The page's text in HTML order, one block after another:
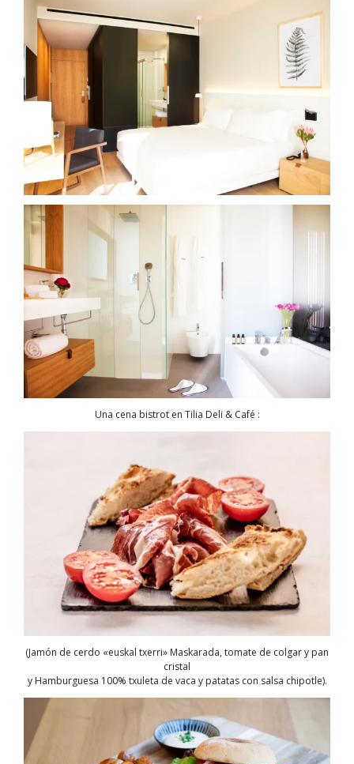
Una cena bistrot en Tilia Deli & Café :
(Jamón de cerdo «euskal txerri» Maskarada, tomate de colgar y pan
cristal
y Hamburguesa 100% txuleta de vaca y patatas con salsa chipotle).